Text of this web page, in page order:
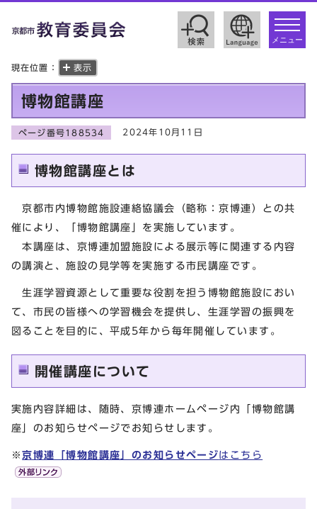
toggle
メニュー
現在位置： 表示
博物館講座
ページ番号188534 2024年10月11日
博物館講座とは
京都市内博物館施設連絡協議会（略称：京博連）との共
催により、「博物館講座」を実施しています。
本講座は、京博連加盟施設による展示等に関連する内容
の講演と、施設の見学等を実施する市民講座です。
生涯学習資源として重要な役割を担う博物館施設におい
て、市民の皆様への学習機会を提供し、生涯学習の振興を
図ることを目的に、平成5年から毎年開催しています。
開催講座について
実施内容詳細は、随時、京博連ホームページ内「博物館講
座」のお知らせページでお知らせします。
※京博連「博物館講座」のお知らせページはこちら